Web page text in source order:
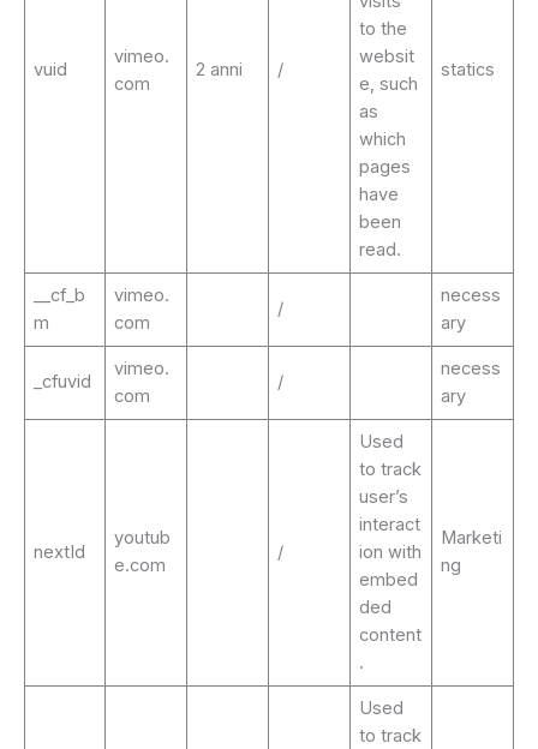
vuid
vimeo.
com
2 anni /
to the
websit
e, such
as
which
pages
have
been
read.
statics
__cf_b
m
vimeo.
com
/
necess
ary
_cfuvid
vimeo.
com
/
necess
ary
nextId
youtub
e.com
/
Used
to track
user’s
interact
ion with
embed
ded
content
.
Marketi
ng
Used
to track